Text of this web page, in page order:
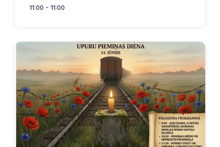
11:00 - 11:00